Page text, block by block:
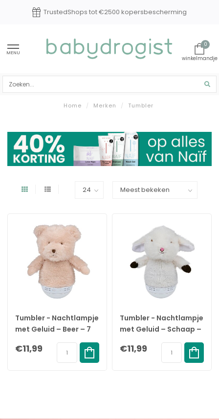
TrustedShops tot €2500 kopersbescherming
MENU
0
Home / Merken / Tumbler
Tumbler - Nachtlampje
met Geluid – Beer – 7
kleuren – 4 liedjes – 18+
maanden
€11,99
Tumbler - Nachtlampje
met Geluid – Schaap –
7 kleuren – 4 liedjes –
18+ maanden
€11,99